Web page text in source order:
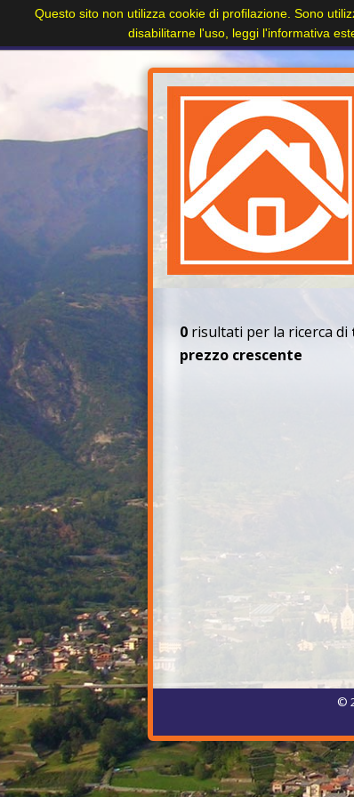
Home
+
Paesi Immobili Cerca
0 risultati per la ricerca di
prezzo crescente
©
Questo sito non utilizza cookie di profilazione. Sono
disabilitarne l'uso, leggi l'informativa